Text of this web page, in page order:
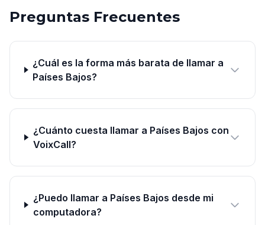
Preguntas Frecuentes
¿Cuál es la forma más barata de llamar a
Países Bajos?
¿Cuánto cuesta llamar a Países Bajos con
VoixCall?
¿Puedo llamar a Países Bajos desde mi
computadora?